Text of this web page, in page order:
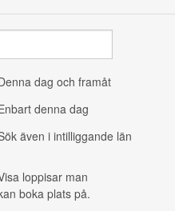
dag och framåt
denna dag
även i intilliggande län
loppisar man
boka plats på.